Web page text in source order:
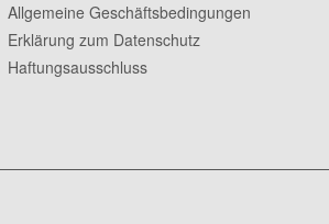
Allgemeine Geschäftsbedingungen
Erklärung zum Datenschutz
Haftungsausschluss